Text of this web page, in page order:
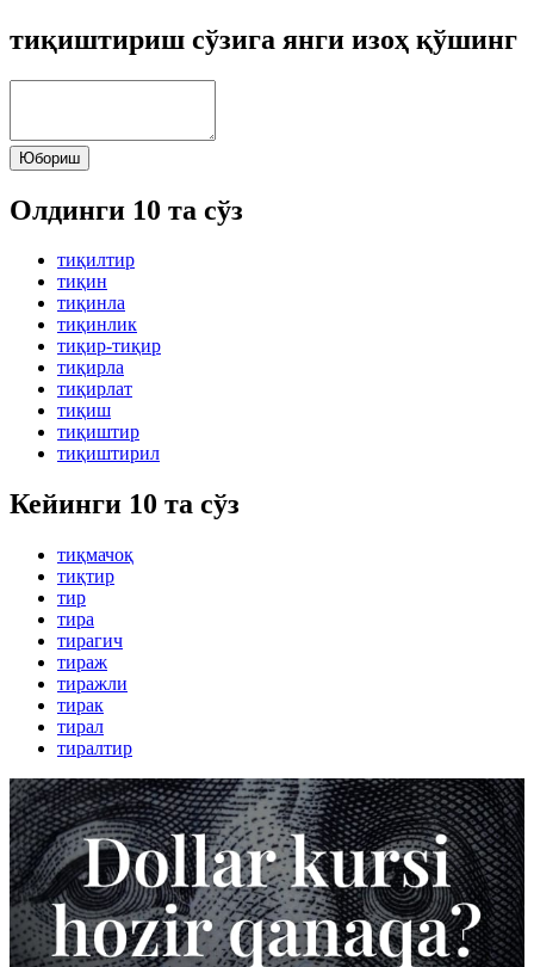
тиқиштириш сўзига янги изоҳ қўшинг
Юбориш
Олдинги 10 та сўз
тиқилтир
тиқин
тиқинла
тиқинлик
тиқир-тиқир
тиқирла
тиқирлат
тиқиш
тиқиштир
тиқиштирил
Кейинги 10 та сўз
тиқмачоқ
тиқтир
тир
тира
тирагич
тираж
тиражли
тирак
тирал
тиралтир